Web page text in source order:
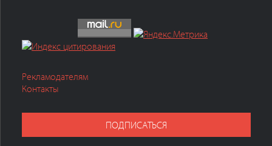
Рекламодателям
Контакты
ПОДПИСАТЬСЯ